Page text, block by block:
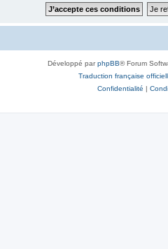
Développé parphpBB® Forum
Traduction française
Confidentialité |